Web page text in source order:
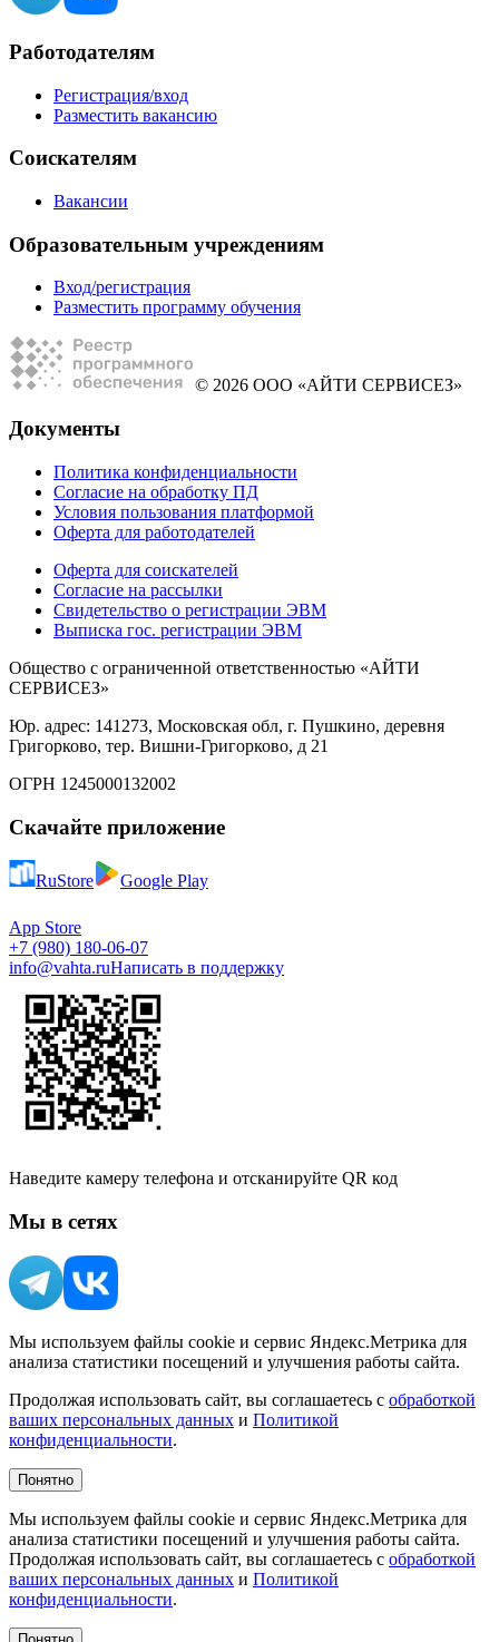
Работодателям
Регистрация/вход
Разместить вакансию
Соискателям
Вакансии
Образовательным учреждениям
Вход/регистрация
Разместить программу обучения
© 2026 ООО «АЙТИ СЕРВИСЕЗ»
Документы
Политика конфиденциальности
Согласие на обработку ПД
Условия пользования платформой
Оферта для работодателей
Оферта для соискателей
Согласие на рассылки
Свидетельство о регистрации ЭВМ
Выписка гос. регистрации ЭВМ
Общество с ограниченной ответственностью «АЙТИ
СЕРВИСЕЗ»
Юр. адрес: 141273, Московская обл, г. Пушкино, деревня
Григорково, тер. Вишни-Григорково, д 21
ОГРН 1245000132002
Скачайте приложение
RuStore Google Play
App Store
+7 (980) 180-06-07
info@vahta.ruНаписать в поддержку
Наведите камеру телефона и отсканируйте QR код
Мы в сетях
Мы используем файлы cookie и сервис Яндекс.Метрика для
анализа статистики посещений и улучшения работы сайта.
Продолжая использовать сайт, вы соглашаетесь с обработкой
ваших персональных данных и Политикой
конфиденциальности.
Понятно
Мы используем файлы cookie и сервис Яндекс.Метрика для
анализа статистики посещений и улучшения работы сайта.
Продолжая использовать сайт, вы соглашаетесь с обработкой
ваших персональных данных и Политикой
конфиденциальности.